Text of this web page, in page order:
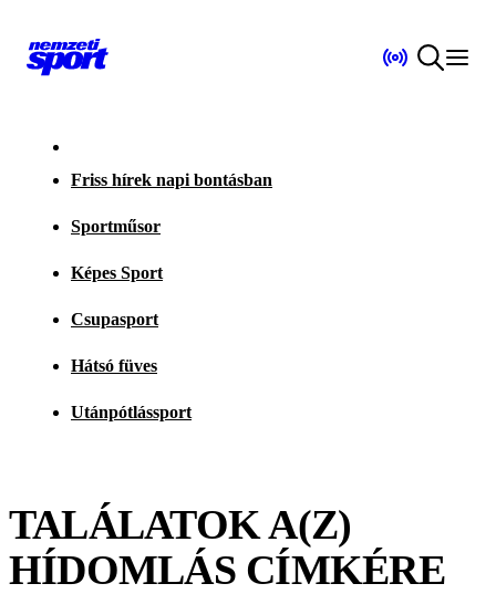
Friss hírek napi bontásban
Sportműsor
Képes Sport
Csupasport
Hátsó füves
Utánpótlássport
TALÁLATOK A(Z)
HÍDOMLÁSCÍMKÉRE